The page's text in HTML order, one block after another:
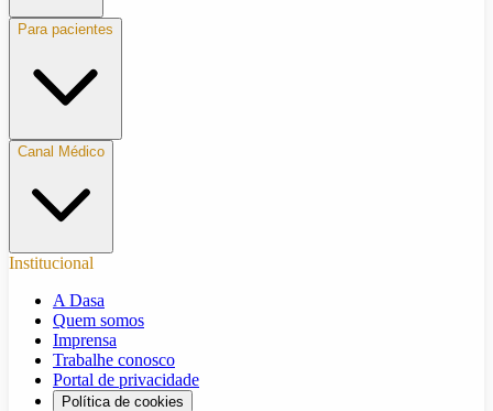
Para pacientes
Canal Médico
Institucional
A Dasa
Quem somos
Imprensa
Trabalhe conosco
Portal de privacidade
Política de cookies